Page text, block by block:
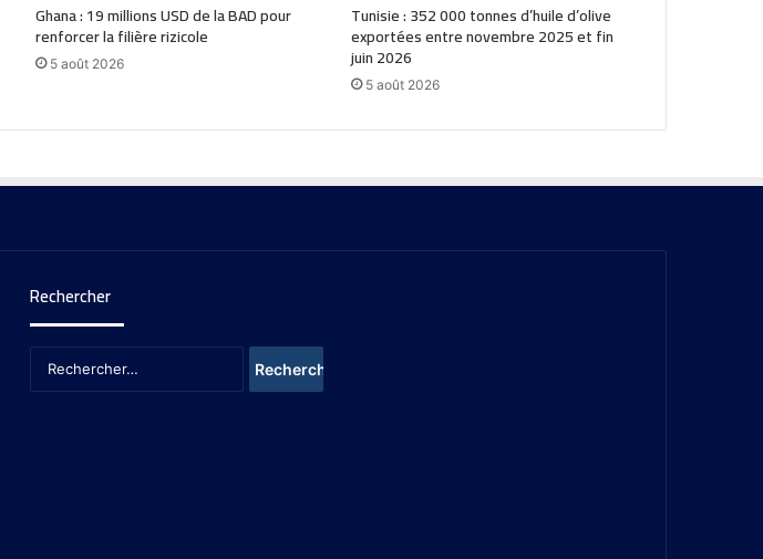
Ghana : 19 millions USD de la BAD pour
renforcer la filière rizicole
5 août 2026
Tunisie : 352 000 tonnes d’huile d’olive
exportées entre novembre 2025 et fin
juin 2026
5 août 2026
Rechercher